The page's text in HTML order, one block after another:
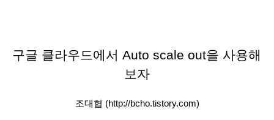
구글 클라우드에서 Auto scale out을 사용해
보자
조대협 (http://bcho.tistory.com)